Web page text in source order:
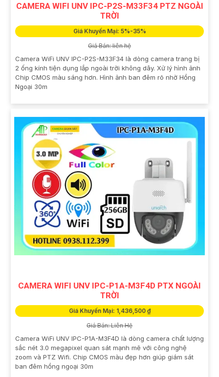
CAMERA WIFI UNV IPC-P2S-M33F34 PTZ NGOÀI
TRỜI
Giá Khuyến Mại: 5%-35%
Giá Bán: liên hệ
Camera WiFi UNV IPC-P2S-M33F34 là dòng camera trang bị
2 ống kính tiện dụng lắp ngoài trời không dây. Xử lý hình ảnh
Chip CMOS màu sáng hơn. Hình ảnh ban đêm rõ nhờ Hồng
Ngoại 30m
CAMERA WIFI UNV IPC-P1A-M3F4D PTX NGOÀI
TRỜI
Giá Khuyến Mại: 1,436,500 ₫
Giá Bán: Liên Hệ
Camera WiFi UNV IPC-P1A-M3F4D là dòng camera chất lượng
sắc nét 3.0 megapixel quan sát mạnh mẽ với công nghệ
zoom và PTZ Wifi. Chip CMOS màu đẹp hơn giúp giám sát
ban đêm hồng ngoại 30m